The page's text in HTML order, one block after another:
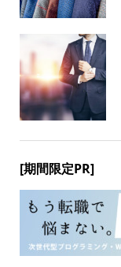
[期間限定PR]